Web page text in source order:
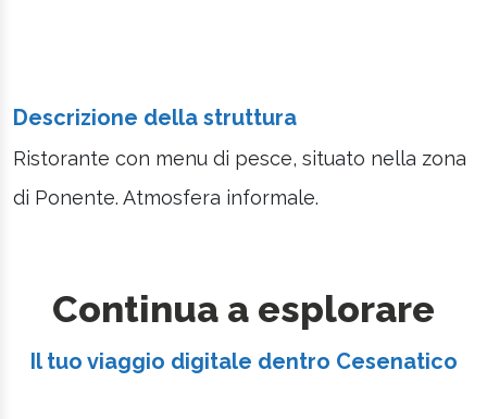
Descrizione della struttura
Ristorante con menu di pesce, situato nella zona
di Ponente. Atmosfera informale.
Continua a esplorare
Il tuo viaggio digitale dentro Cesenatico